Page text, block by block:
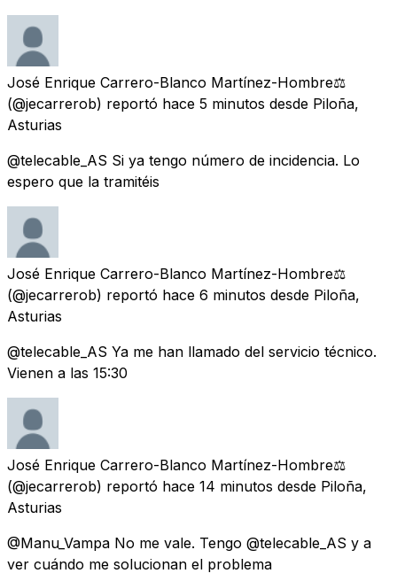
José Enrique Carrero-Blanco Martínez-Hombre⚖️
(@jecarrerob) reportó hace 5 minutos desde Piloña,
Asturias
@telecable_AS Si ya tengo número de incidencia. Lo
espero que la tramitéis
José Enrique Carrero-Blanco Martínez-Hombre⚖️
(@jecarrerob) reportó hace 6 minutos desde Piloña,
Asturias
@telecable_AS Ya me han llamado del servicio técnico.
Vienen a las 15:30
José Enrique Carrero-Blanco Martínez-Hombre⚖️
(@jecarrerob) reportó hace 14 minutos desde Piloña,
Asturias
@Manu_Vampa No me vale. Tengo @telecable_AS y a
ver cuándo me solucionan el problema